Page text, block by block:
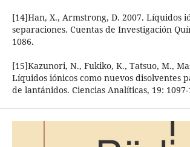
[14]Han, X., Armstrong, D. 2007. Líquidos
separaciones. Cuentas de Investigación
1086.
[15]Kazunori, N., Fukiko, K., Tatsuo, M.,
Líquidos iónicos como nuevos disolventes
de lantánidos. Ciencias Analíticas, 19: 1097-